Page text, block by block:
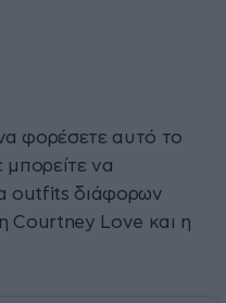
φορέσετε αυτό το
να
outfits διάφορων
Courtney Love και η